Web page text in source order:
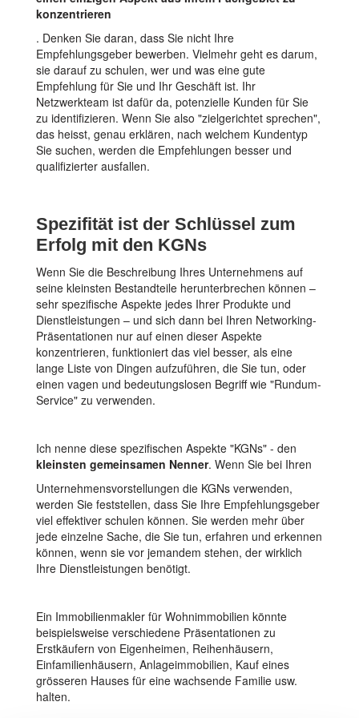
konzentrieren
. Denken Sie daran, dass Sie nicht Ihre
Empfehlungsgeber bewerben. Vielmehr geht es darum,
sie darauf zu schulen, wer und was eine gute
Empfehlung für Sie und Ihr Geschäft ist. Ihr
Netzwerkteam ist dafür da, potenzielle Kunden für Sie
zu identifizieren. Wenn Sie also "zielgerichtet sprechen",
das heisst, genau erklären, nach welchem Kundentyp
Sie suchen, werden die Empfehlungen besser und
qualifizierter ausfallen.
Spezifität ist der Schlüssel zum
Erfolg mit den KGNs
Wenn Sie die Beschreibung Ihres Unternehmens auf
seine kleinsten Bestandteile herunterbrechen können –
sehr spezifische Aspekte jedes Ihrer Produkte und
Dienstleistungen – und sich dann bei Ihren Networking-
Präsentationen nur auf einen dieser Aspekte
konzentrieren, funktioniert das viel besser, als eine
lange Liste von Dingen aufzuführen, die Sie tun, oder
einen vagen und bedeutungslosen Begriff wie "Rundum-
Service" zu verwenden.
Ich nenne diese spezifischen Aspekte "KGNs" - den
kleinsten gemeinsamen Nenner. Wenn Sie bei Ihren
Unternehmensvorstellungen die KGNs verwenden,
werden Sie feststellen, dass Sie Ihre Empfehlungsgeber
viel effektiver schulen können. Sie werden mehr über
jede einzelne Sache, die Sie tun, erfahren und erkennen
können, wenn sie vor jemandem stehen, der wirklich
Ihre Dienstleistungen benötigt.
Ein Immobilienmakler für Wohnimmobilien könnte
beispielsweise verschiedene Präsentationen zu
Erstkäufern von Eigenheimen, Reihenhäusern,
Einfamilienhäusern, Anlageimmobilien, Kauf eines
grösseren Hauses für eine wachsende Familie usw.
halten.